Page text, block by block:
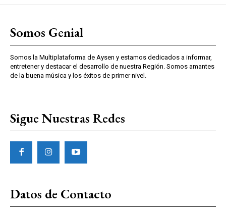
Somos Genial
Somos la Multiplataforma de Aysen y estamos dedicados a informar,
entretener y destacar el desarrollo de nuestra Región. Somos amantes
de la buena música y los éxitos de primer nivel.
Sigue Nuestras Redes
Datos de Contacto